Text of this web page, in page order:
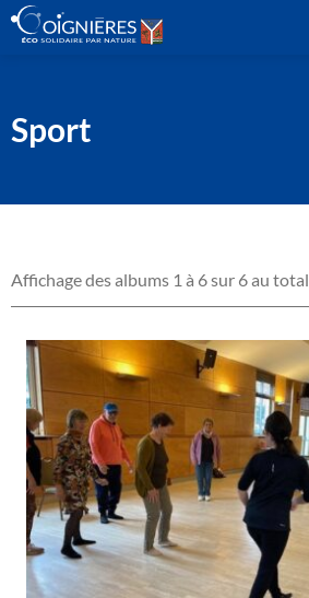
Sport
Affichage des albums 1 à 6 sur 6 au total